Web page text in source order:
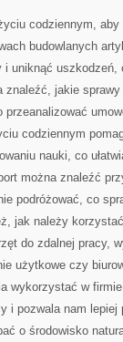
codziennym,
budowlanych
uniknąć
jakie
codziennym
nauki, co
można znaleźć
podróżować, co
jak należy
do zdalnej pracy,
użytkowe czy
wykorzystać w
pozwala nam lepiej
o środowisko